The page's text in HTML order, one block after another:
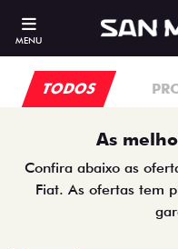
MENU
TODOS
As
Confira abaixo as
Fiat. As ofertas tem